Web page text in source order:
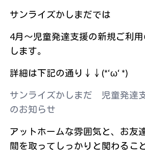
サンライズかしまだでは
4月～児童発達支援の新規ご利
します。
詳細は下記の通り↓↓(*‘ω‘ *)
サンライズかしまだ 児童発達
のお知らせ
アットホームな雰囲気と、お友
間を取ってしっかりと関わるこ